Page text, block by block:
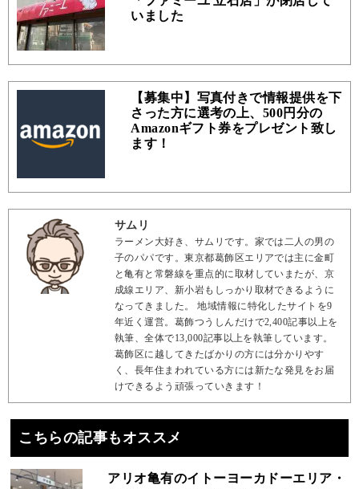
いました
【募集中】写真付きで情報提供を下
さった方に選考の上、500円分の
Amazonギフト券をプレゼント致し
ます！
サムリ
ラーメン大好き、サムリです。家では二人の男の
子のパパです。東京都葛飾区エリアでは主に金町
と亀有と常磐線を重点的に取材していまたが、京
成線エリア、新小岩もしっかり取材できるように
なってきました。 地域情報に特化したサイトを9
年近く運営。葛飾つうしんだけで2,400記事以上を
執筆、全体で13,000記事以上を執筆しています。
葛飾区に越してきたばかりの方には分かりやす
く、長年住まわれている方には新たな発見をお届
けできるよう頑張っていきます！
こちらの記事もオススメ
アリオ亀有のイトーヨーカドーエリア・